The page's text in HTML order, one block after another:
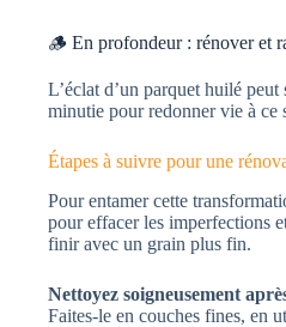
🪵 En profondeur : rénover et
L’éclat d’un parquet huilé
minutie pour redonner vie à ce
Étapes à suivre pour une
Pour entamer cette
pour effacer les imperfections
finir avec un grain plus fin.
Nettoyez soigneusement
Faites-le en couches fines, en